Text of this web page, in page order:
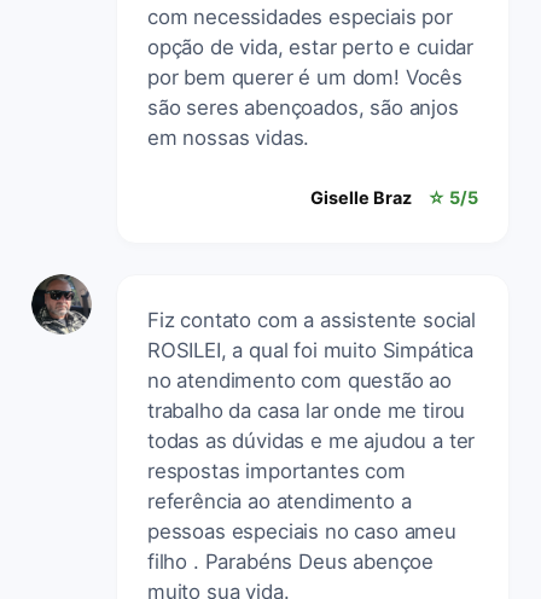
com necessidades especiais por
opção de vida, estar perto e cuidar
por bem querer é um dom! Vocês
são seres abençoados, são anjos
em nossas vidas.
Giselle Braz ☆ 5/5
Fiz contato com a assistente social
ROSILEI, a qual foi muito Simpática
no atendimento com questão ao
trabalho da casa lar onde me tirou
todas as dúvidas e me ajudou a ter
respostas importantes com
referência ao atendimento a
pessoas especiais no caso ameu
filho . Parabéns Deus abençoe
muito sua vida.